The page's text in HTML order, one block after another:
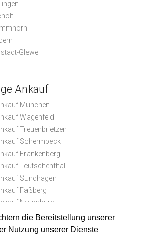
die Bereitstellung unserer
Nutzung unserer Dienste
Glewe
Ankauf
München
Wagenfeld
Treuenbrietzen
Schermbeck
Frankenberg
Teutschenthal
Sundhagen
Faßberg
Naumburg
Bad Essen